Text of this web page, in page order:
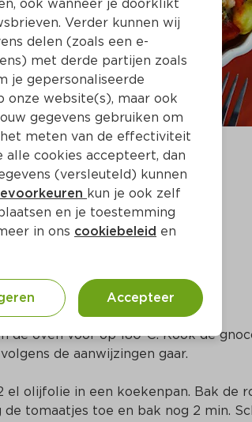
de oven voor op 180ºC. Kook de
de aanwijzingen gaar.
el olijfolie in een koekenpan. Bak de
de tomaatjes toe en bak nog 2 min.
ook wanneer je doorklikt
Verder kunnen wij
delen (zoals een e-
met derde partijen zoals
je gepersonaliseerde
onze website(s), maar ook
gegevens gebruiken om
meten van de effectiviteit
alle cookies accepteert, dan
(versleuteld) kunnen
kun je ook zelf
en je toestemming
in ons cookiebeleid en
Accepteer